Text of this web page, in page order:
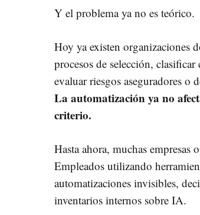
Y el problema ya no es teórico.
Hoy ya existen organizaciones
procesos de selección,
evaluar riesgos aseguradores o
La automatización ya no
criterio.
Hasta ahora, muchas empresas
Empleados utilizando
automatizaciones invisibles,
inventarios internos sobre IA.